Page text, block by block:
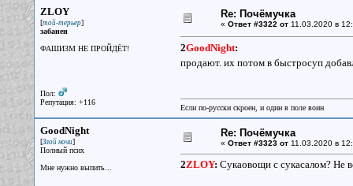
ZLOY
[той-терьер]
забанен
ФАШИЗМ НЕ ПРОЙДЁТ!
Пол:
Репутация: +116
Re: Почёмучка
« Ответ #3322 от11.03.2020 в
2GoodNight:
продают. их потом в быстросуп
Если по-русски скроен, и один в поле воин
GoodNight
[Злой ночи]
Полный псих
Мне нужно выпить...
Re: Почёмучка
« Ответ #3323 от11.03.2020 в
2ZLOY: Сукаовощи с сукасалом? Не